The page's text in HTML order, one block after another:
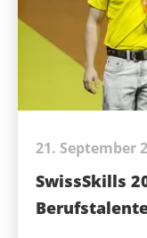
21. September
SwissSkills